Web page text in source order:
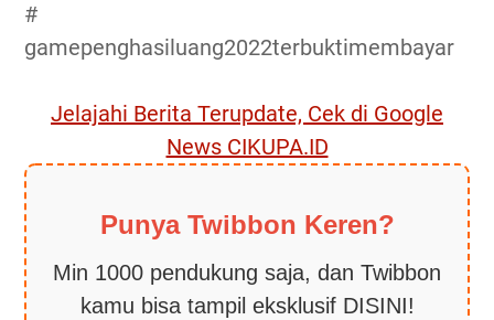
#
gamepenghasiluang2022terbuktimembayar
Jelajahi Berita Terupdate, Cek di Google
News CIKUPA.ID
Punya Twibbon Keren?
Min 1000 pendukung saja, dan Twibbon
kamu bisa tampil eksklusif DISINI!